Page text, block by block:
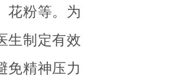
花粉等。为
生制定有效
免精神压力